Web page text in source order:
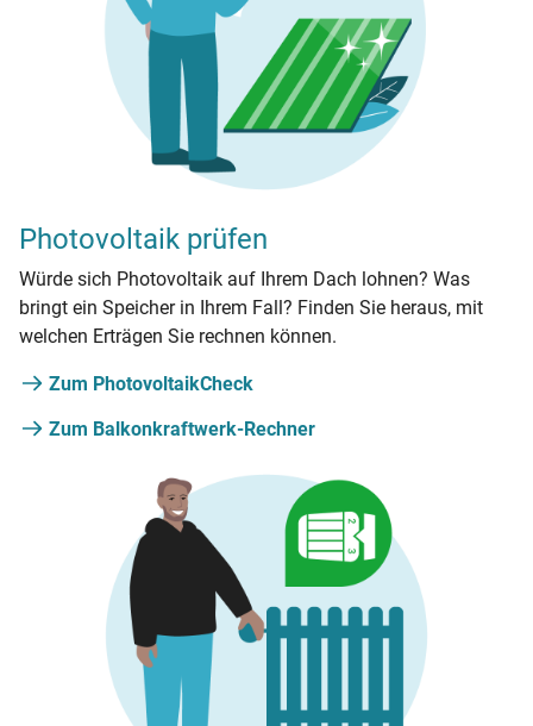
Photovoltaik prüfen
Würde sich Photovoltaik auf Ihrem Dach lohnen? Was
bringt ein Speicher in Ihrem Fall? Finden Sie heraus, mit
welchen Erträgen Sie rechnen können.
Zum PhotovoltaikCheck
Zum Balkonkraftwerk-Rechner